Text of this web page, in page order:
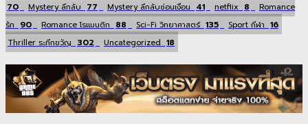
70 Mystery ลึกลับ 77 Mystery ลึกลับซ่อนเงื่อน 41 netflix 8
Romance
รัก 90 Romance โรแมนติก 88 Sci-Fi วิทยาศาสตร์ 135 Sport กีฬา 16
Thriller ระทึกขวัญ 302 Uncategorized 18